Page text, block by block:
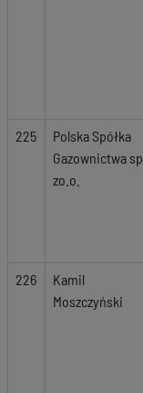
225
Polska Spółka
Gazownictwa sp.
zo.o.
226
Kamil
Moszczyński